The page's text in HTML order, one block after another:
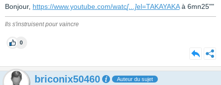
Bonjour, https://www.youtube.com/watc[...]el=TAKAYAKAà 6mn25""
Ils s'instruisent pour vaincre
0
briconix50460 Auteur du sujet